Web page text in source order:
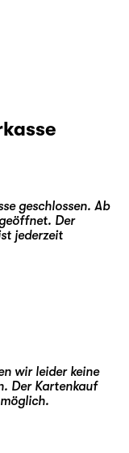
geschlossen. Ab
Der
jederzeit
wir leider keine
Der Kartenkauf